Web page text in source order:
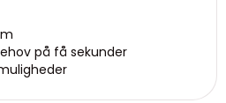
på få sekunder